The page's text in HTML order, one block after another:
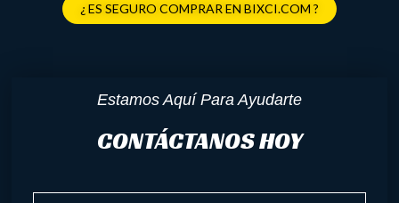
¿ ES SEGURO COMPRAR EN BIXCI.COM ?
Estamos Aquí Para Ayudarte
CONTÁCTANOS HOY